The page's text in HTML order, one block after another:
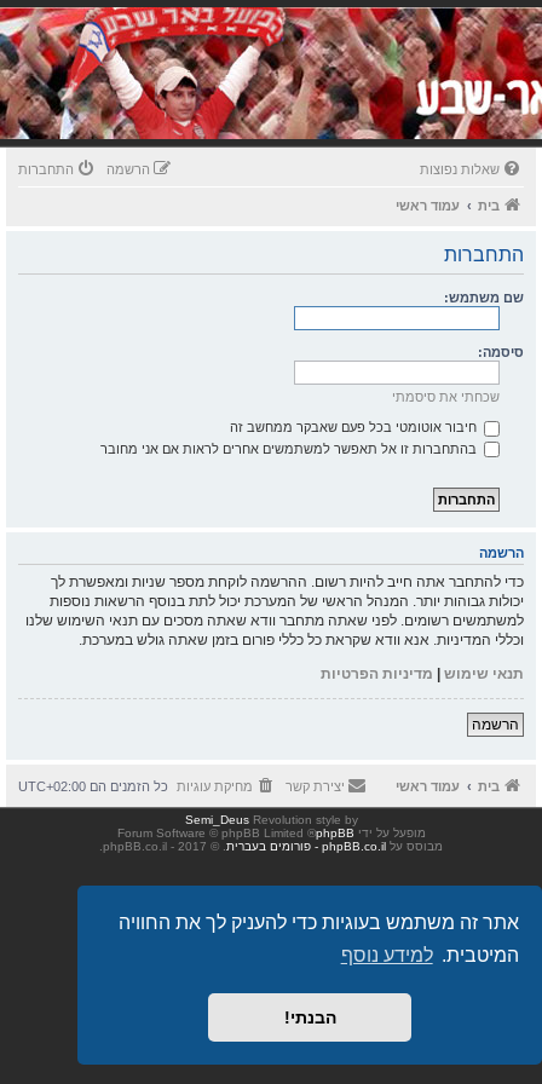
אתר זה משתמש בעוגיות כדי להעניק לך את החוויה
המיטבית. למידע נוסף
הבנתי!
שאלות נפוצות התחברות הרשמה
בית עמוד ראשי
התחברות
שם משתמש:
סיסמה:
שכחתי את סיסמתי
חיבור אוטומטי בכל פעם שאבקר ממחשב זה
בהתחברות זו אל תאפשר למשתמשים אחרים לראות אם אני מחובר
הרשמה
כדי להתחבר אתה חייב להיות רשום. ההרשמה לוקחת מספר שניות ומאפשרת לך
יכולות גבוהות יותר. המנהל הראשי של המערכת יכול לתת בנוסף הרשאות נוספות
למשתמשים רשומים. לפני שאתה מתחבר וודא שאתה מסכים עם תנאי השימוש שלנו
וכללי המדיניות. אנא וודא שקראת כל כללי פורום בזמן שאתה גולש במערכת.
תנאי שימוש | מדיניות הפרטיות
הרשמה
בית עמוד ראשי כל הזמנים הם UTC+02:00 מחיקת עוגיות יצירת קשר
Revolution style by
Semi_Deus
מופעל על ידי phpBB
® Forum Software © phpBB Limited
מבוסס על phpBB.co.il - פורומים בעברית . © 2017 - phpBB.co.il.